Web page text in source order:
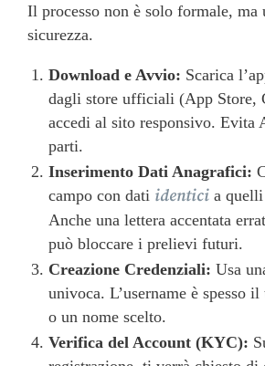
Il processo non è solo formale,
sicurezza.
Download e Avvio: Scarica
dagli store ufficiali (App Store,
accedi al sito responsivo. Evita
parti.
Inserimento Dati Anagrafici:
campo con dati identici a
Anche una lettera accentata
può bloccare i prelievi futuri.
Creazione Credenziali: Usa
univoca. L’username è spesso
o un nome scelto.
Verifica del Account (KYC):